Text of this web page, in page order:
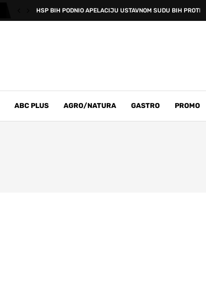
HSP BIH PODNIO APELACIJU USTAVNOM SUDU BIH PROTIV...
ABC PLUS AGRO/NATURA GASTRO PROMO